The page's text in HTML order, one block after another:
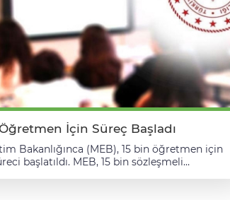
İçin Süreç Başladı
Bakanlığınca (MEB), 15 bin öğretmen için
MEB, 15 bin sözleşmeli